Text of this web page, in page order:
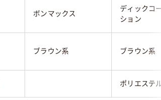
ボンマックス
ディックコ
ション
ブラウン系 ブラウン系
ポリエステ